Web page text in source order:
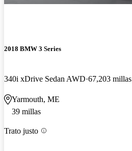
2018 BMW 3 Series
340i xDrive Sedan AWD 67,203 millas
Yarmouth, ME
39 millas
Trato justo